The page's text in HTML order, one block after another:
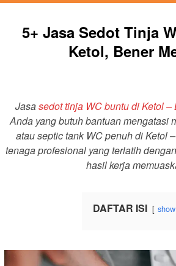
5+ Jasa Sedot Tinja
Ketol, Bener
Jasasedot tinja WC buntu di Ketol –
Anda yang butuh bantuan mengatasi
atau septic tank WC penuh di Ketol
tenaga profesional yang terlatih
hasil kerja
DAFTAR ISI show